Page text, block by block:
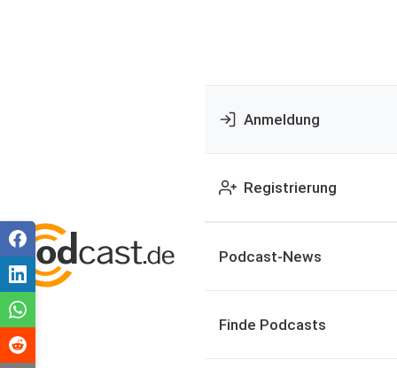
Anmeldung
Registrierung
Podcast-News
Finde Podcasts